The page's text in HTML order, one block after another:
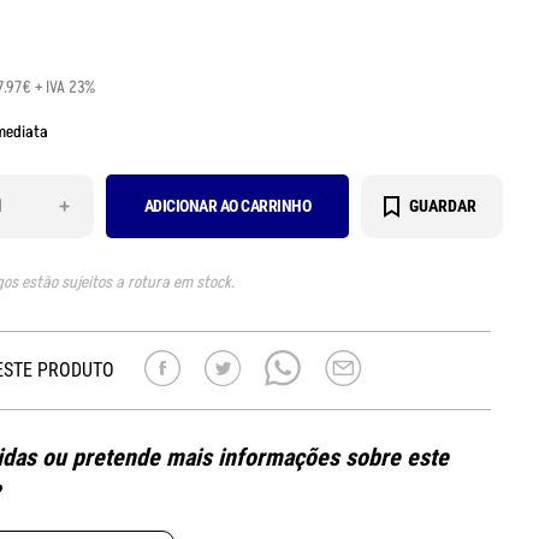
+ IVA 23%
+ ADICIONAR AO CARRINHO GUARDAR
estão sujeitos a rotura em stock.
PRODUTO
ou pretende mais informações sobre este